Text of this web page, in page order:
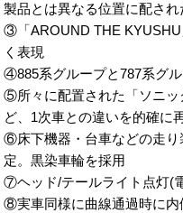
製品とは異なる位置に配さ
③「AROUND THE
く表現
④885系グループと787系グ
⑤所々に配置された「ソニッ
ど、1次車との違いを的確に
⑥床下機器・台車などの走り
定。黒染車輪を採用
⑦ヘッド/テールライト点灯(
⑧実車同様に曲線通過時に内